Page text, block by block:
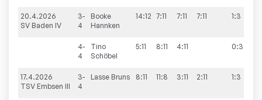
20.4.2026
SV Baden IV
3-
4
Booke
Hannken
14:12 7:11 7:11 7:11 1:3
4-
4
Tino
Schöbel
5:11 8:11 4:11 0:3
17.4.2026
TSV Embsen III
3-
4
Lasse Bruns 8:11 11:8 3:11 2:11 1:3